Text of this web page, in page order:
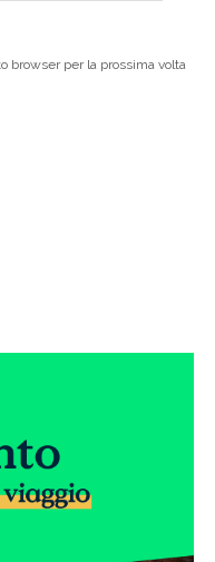
browser per la prossima volta